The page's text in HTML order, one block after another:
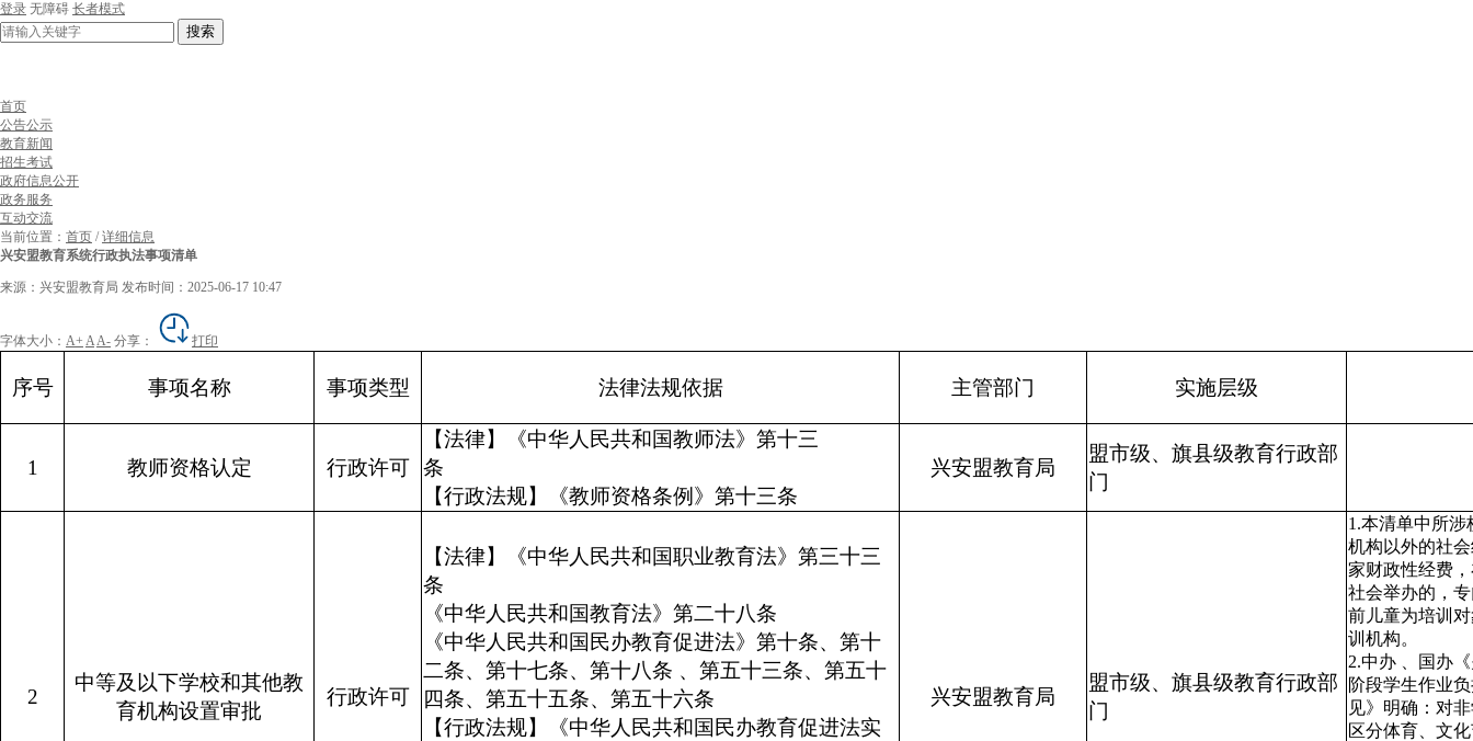
登录 无障碍 长者模式
搜索
首页
公告公示
教育新闻
招生考试
政府信息公开
政务服务
互动交流
当前位置： 首页 /详细信息
兴安盟教育系统行政执法事项清单
来源：兴安盟教育局 发布时间：2025-06-17 10:47
字体大小： A+ AA- 分享： 打印
序号 事项名称 事项类型 法律法规依据 主管部门 实施层级
1 教师资格认定 行政许可
【法律】《中华人民共和国教师法》第十三
条
【行政法规】《教师资格条例》第十三条
兴安盟教育局
盟市级、旗县级教育行政部
门
2
中等及以下学校和其他教
育机构设置审批
行政许可
【法律】《中华人民共和国职业教育法》第三十三
条
《中华人民共和国教育法》第二十八条
《中华人民共和国民办教育促进法》第十条、第十
二条、第十七条、第十八条 、第五十三条、第五十
四条、第五十五条、第五十六条
【行政法规】《中华人民共和国民办教育促进法实
兴安盟教育局
盟市级、旗县级教育行政部
门
1.本清单中所
机构以外的社
家财政性经费
社会举办的，
前儿童为培训
训机构。
2.中办 、国办
阶段学生作业
见》明确：对
区分体育、文